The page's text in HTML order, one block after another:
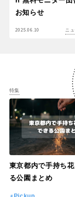
お知らせ
2025.06.10 ニ
特集
東京都内で手持ち
る公園まとめ